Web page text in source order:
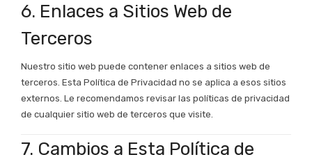
6. Enlaces a Sitios Web de
Terceros
Nuestro sitio web puede contener enlaces a sitios web de
terceros. Esta Política de Privacidad no se aplica a esos sitios
externos. Le recomendamos revisar las políticas de privacidad
de cualquier sitio web de terceros que visite.
7. Cambios a Esta Política de